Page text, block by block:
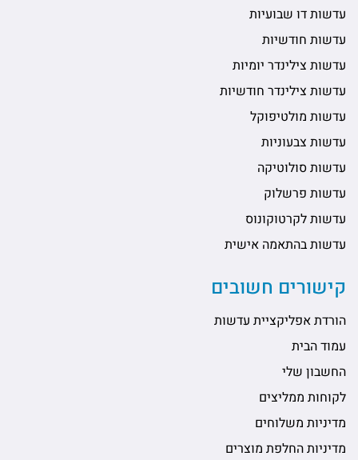
עדשות דו שבועיות
עדשות חודשיות
עדשות צילינדר יומיות
עדשות צילינדר חודשיות
עדשות מולטיפוקל
עדשות צבעוניות
עדשות סולוטיקה
עדשות פרשלוק
עדשות לקרטוקונוס
עדשות בהתאמה אישית
קישורים חשובים
הורדת אפליקציית עדשות
עמוד הבית
החשבון שלי
לקוחות ממליצים
מדיניות משלוחים
מדיניות החלפת מוצרים